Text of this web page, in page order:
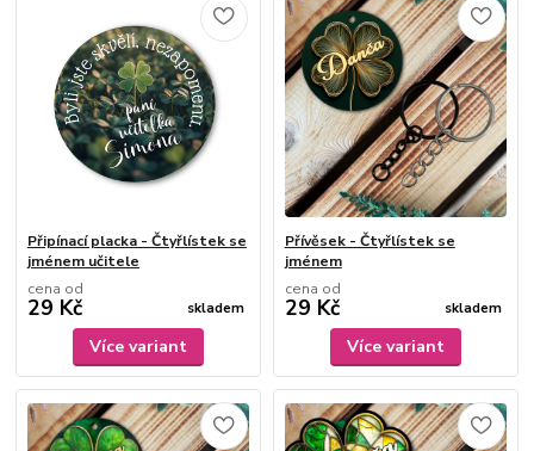
Připínací placka - Čtyřlístek se
jménem učitele
cena od
29 Kč skladem
Více variant
Přívěsek - Čtyřlístek se
jménem
cena od
29 Kč skladem
Více variant